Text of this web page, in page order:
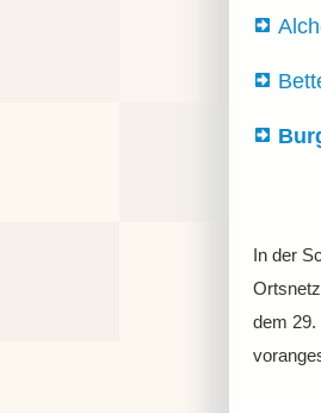
In der
dem 29.